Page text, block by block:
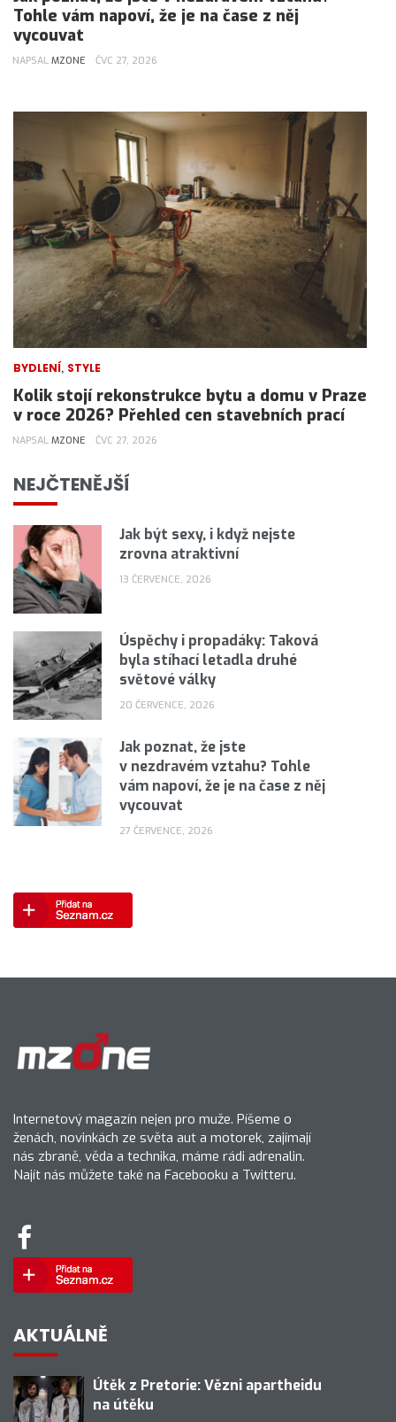
Tohle vám napoví, že je na čase z něj
vycouvat
NAPSAL MZONE ČVC 27, 2026
BYDLENÍ, STYLE
Kolik stojí rekonstrukce bytu a domu v Praze
v roce 2026? Přehled cen stavebních prací
NAPSAL MZONE ČVC 27, 2026
NEJČTENĚJŠÍ
Jak být sexy, i když nejste
zrovna atraktivní
13 ČERVENCE, 2026
Úspěchy i propadáky: Taková
byla stíhací letadla druhé
světové války
20 ČERVENCE, 2026
Jak poznat, že jste
v nezdravém vztahu? Tohle
vám napoví, že je na čase z něj
vycouvat
27 ČERVENCE, 2026
Internetový magazín nejen pro muže. Píšeme o
ženách, novinkách ze světa aut a motorek, zajímají
nás zbraně, věda a technika, máme rádi adrenalin.
Najít nás můžete také na Facebooku a Twitteru.
AKTUÁLNĚ
Útěk z Pretorie: Vězni apartheidu
na útěku